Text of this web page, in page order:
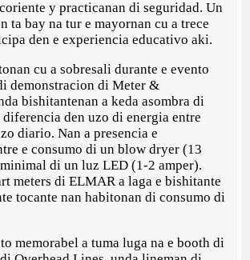
y practicanan di seguridad. Un
ta bay na tur e mayornan cu a trece
den e experiencia educativo aki.
cu a sobresali durante e evento
demonstracion di Meter &
bishitantenan a keda asombra di
den uzo di energia entre
diario. Nan a presencia e
e consumo di un blow dryer (13
di un luz LED (1-2 amper).
meters di ELMAR a laga e bishitante
tocante nan habitonan di consumo di
memorabel a tuma luga na e booth di